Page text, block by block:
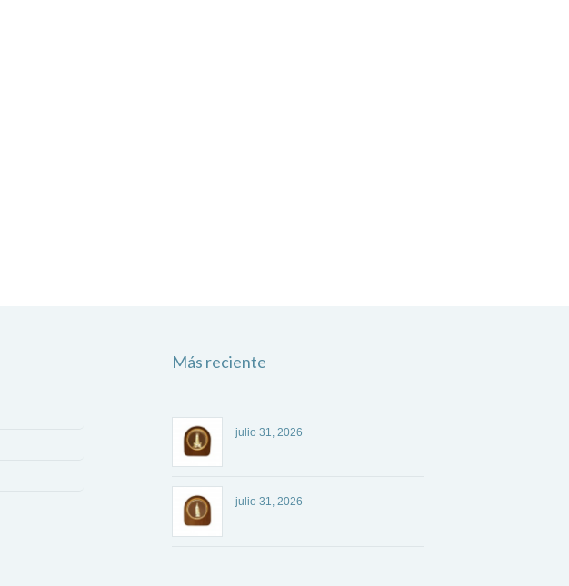
Más reciente
julio 31, 2026
julio 31, 2026